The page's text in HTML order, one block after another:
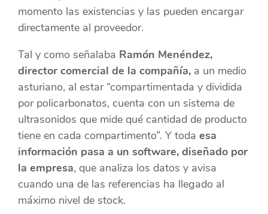
momento las existencias y las pueden encargar
directamente al proveedor.
Tal y como señalaba Ramón Menéndez,
director comercial de la compañía, a un medio
asturiano, al estar “compartimentada y dividida
por policarbonatos, cuenta con un sistema de
ultrasonidos que mide qué cantidad de producto
tiene en cada compartimento”. Y toda esa
información pasa a un software, diseñado por
la empresa, que analiza los datos y avisa
cuando una de las referencias ha llegado al
máximo nivel de stock.